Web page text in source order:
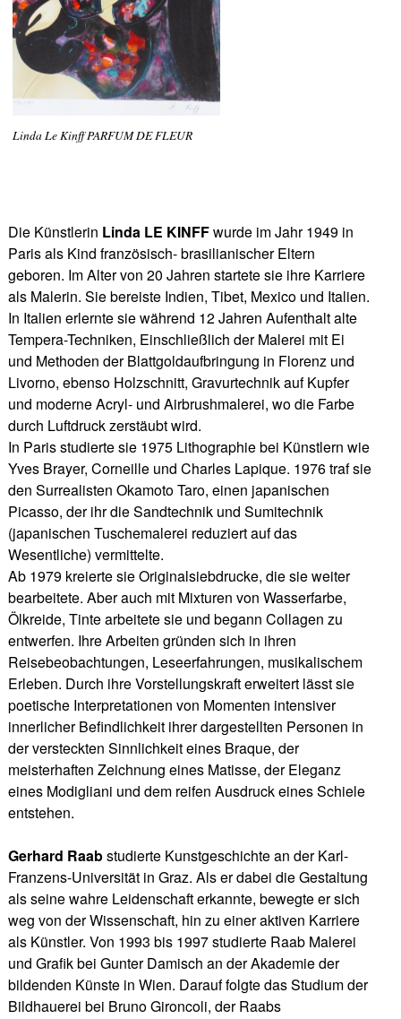
Linda Le Kinff PARFUM DE FLEUR
Die Künstlerin Linda LE KINFFwurde im Jahr 1949 in
Paris als Kind französisch- brasilianischer Eltern
geboren. Im Alter von 20 Jahren startete sie ihre Karriere
als Malerin. Sie bereiste Indien, Tibet, Mexico und Italien.
In Italien erlernte sie während 12 Jahren Aufenthalt alte
Tempera-Techniken, Einschließlich der Malerei mit Ei
und Methoden der Blattgoldaufbringung in Florenz und
Livorno, ebenso Holzschnitt, Gravurtechnik auf Kupfer
und moderne Acryl- und Airbrushmalerei, wo die Farbe
durch Luftdruck zerstäubt wird.
In Paris studierte sie 1975 Lithographie bei Künstlern wie
Yves Brayer, Corneille und Charles Lapique. 1976 traf sie
den Surrealisten Okamoto Taro, einen japanischen
Picasso, der ihr die Sandtechnik und Sumitechnik
(japanischen Tuschemalerei reduziert auf das
Wesentliche) vermittelte.
Ab 1979 kreierte sie Originalsiebdrucke, die sie weiter
bearbeitete. Aber auch mit Mixturen von Wasserfarbe,
Ölkreide, Tinte arbeitete sie und begann Collagen zu
entwerfen. Ihre Arbeiten gründen sich in ihren
Reisebeobachtungen, Leseerfahrungen, musikalischem
Erleben. Durch ihre Vorstellungskraft erweitert lässt sie
poetische Interpretationen von Momenten intensiver
innerlicher Befindlichkeit ihrer dargestellten Personen in
der versteckten Sinnlichkeit eines Braque, der
meisterhaften Zeichnung eines Matisse, der Eleganz
eines Modigliani und dem reifen Ausdruck eines Schiele
entstehen.
Gerhard Raabstudierte Kunstgeschichte an der Karl-
Franzens-Universität in Graz. Als er dabei die Gestaltung
als seine wahre Leidenschaft erkannte, bewegte er sich
weg von der Wissenschaft, hin zu einer aktiven Karriere
als Künstler. Von 1993 bis 1997 studierte Raab Malerei
und Grafik bei Gunter Damisch an der Akademie der
bildenden Künste in Wien. Darauf folgte das Studium der
Bildhauerei bei Bruno Gironcoli, der Raabs